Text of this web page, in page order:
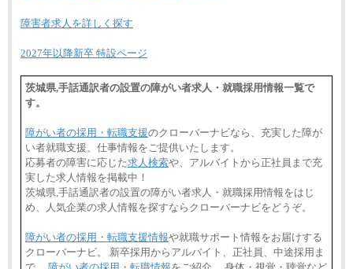
障害者求人を詳しく探す
2027年以降新卒 特設ページ
茨城県,手話通訳者の設置の障がい者求人・就職採用情報一覧で
す。
障がい者の採用・転職支援のクローバーナビなら、充実した障が
い者就職支援、仕事情報をご提供いたします。
応募者の障害に応じた求人検索や、アルバイトから正社員まで充
実した求人情報を掲載中！
茨城県,手話通訳者の設置の障がい者求人・就職採用情報をはじ
め、人気企業の求人情報を探すならクローバーナビをどうぞ。
障がい者の採用・転職支援情報や就職サポート情報をお届けする
クローバーナビ。 新卒採用からアルバイト、正社員、中途採用ま